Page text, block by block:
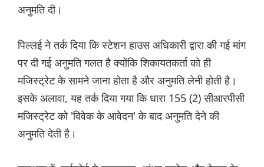
अनुमति दी।
पिल्लई ने तर्क दिया कि स्टेशन हाउस अधिकारी द्वारा की गई मांग
पर दी गई अनुमति गलत है क्योंकि शिकायतकर्ता को ही
मजिस्ट्रेट के सामने जाना होता है और अनुमति लेनी होती है।
इसके अलावा, यह तर्क दिया गया कि धारा 155 (2) सीआरपीसी
मजिस्ट्रेट को 'विवेक के आवेदन' के बाद अनुमति देने की
अनुमति देती है।